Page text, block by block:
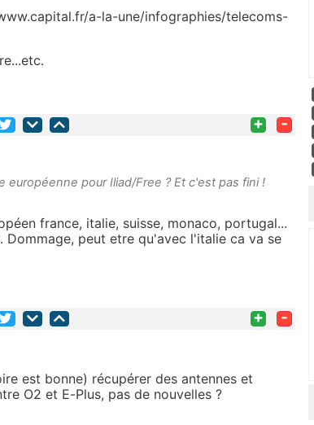
a-la-une/infographies/telecoms-
+ -
européenne pour Iliad/Free ? Et c'est pas fini !
france, italie, suisse, monaco, portugal...
peut etre qu'avec l'italie ca va se
+ -
est bonne) récupérer des antennes et
O2 et E-Plus, pas de nouvelles ?